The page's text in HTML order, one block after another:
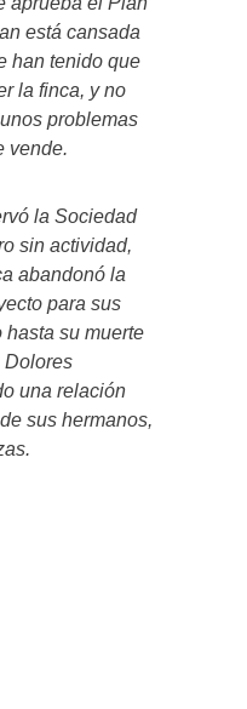
está cansada
han tenido que
la finca, y no
problemas
vende.
la Sociedad
sin actividad,
abandonó la
para sus
su muerte
Dolores
una relación
sus hermanos,